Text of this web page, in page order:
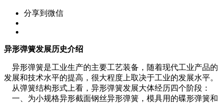
分享到微信
异形弹簧发展历史介绍
异形弹簧是工业生产的主要工艺装备，随着现代工业产品的
发展和技术水平的提高，很大程度上取决于工业的发展水平。
从弹簧结构形式上看，异形弹簧发展大体经历四个阶段：
一、为小规格异形截面钢丝异形弹簧，模具用的碟形弹簧和